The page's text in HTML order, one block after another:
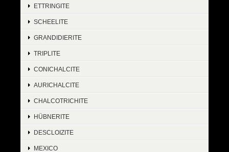
ETTRINGITE
SCHEELITE
GRANDIDIERITE
TRIPLITE
CONICHALCITE
AURICHALCITE
CHALCOTRICHITE
HÜBNERITE
DESCLOIZITE
MEXICO